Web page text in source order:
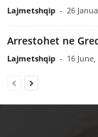
Lajmetshqip - 26
Arrestohet ne
Lajmetshqip - 16